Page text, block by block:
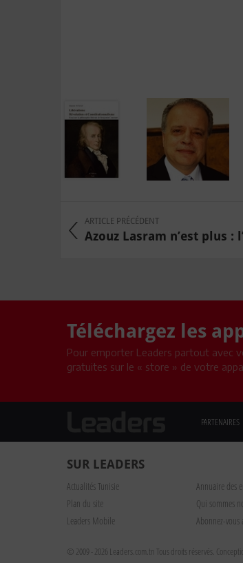
ARTICLE PRÉCÉDENT
Azouz Lasram n’est plus :
Téléchargez les
Pour emporter Leaders partout avec
gratuites sur le « store » de votre
PARTENAIRES
SUR LEADERS
Actualités Tunisie Annuaire des
Plan du site
Qui sommes
Leaders Mobile
Abonnez-vous
© 2009 - 2026 Leaders.com.tn Tous droits réservés.